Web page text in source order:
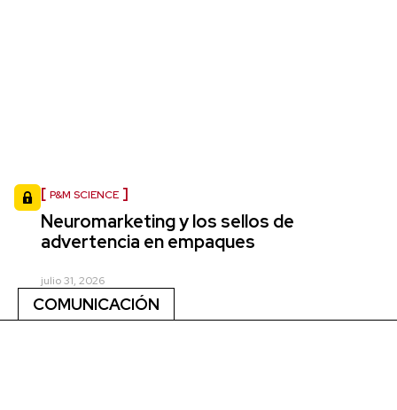
P&M SCIENCE
Neuromarketing y los sellos de
advertencia en empaques
julio 31, 2026
COMUNICACIÓN